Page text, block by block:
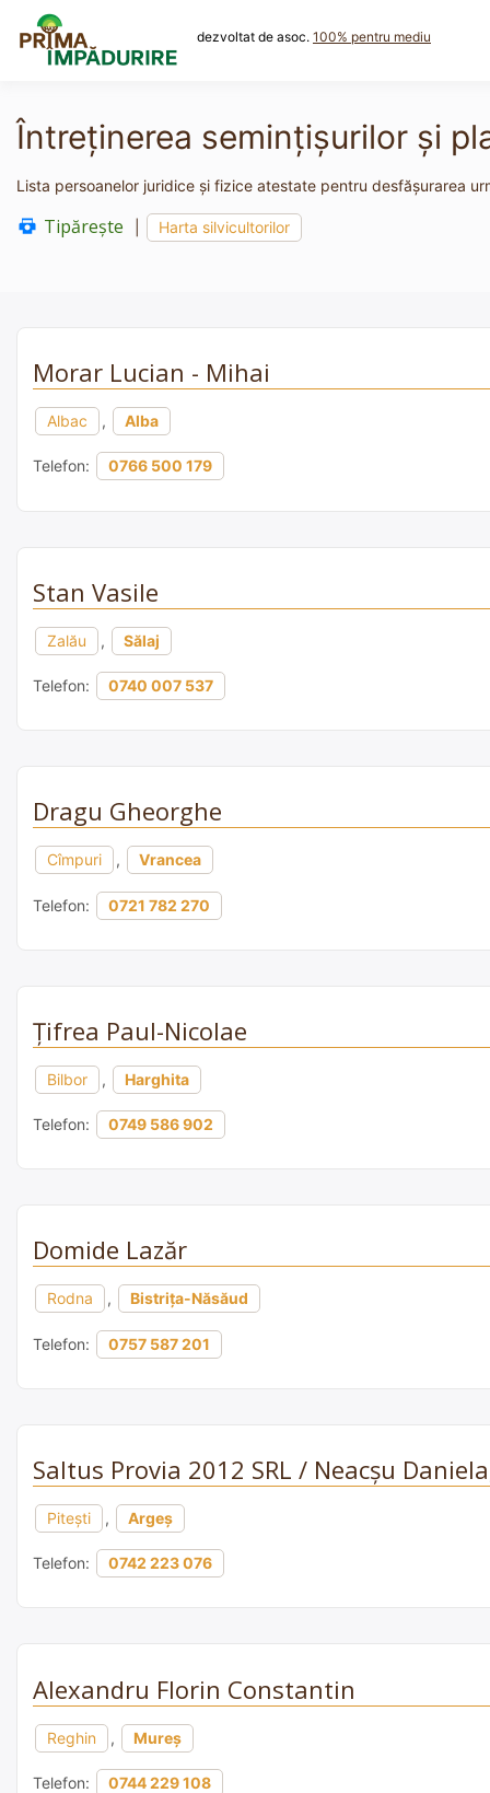
content
dezvoltat de asoc. 100% pentru mediu
Întreţinerea seminţişurilor şi
Lista persoanelor juridice și fizice atestate pentru desfășurarea
Tipărește Harta silvicultorilor
Morar Lucian - Mihai
Albac , Alba
Telefon: 0766 500 179
Stan Vasile
Zalău , Sălaj
Telefon: 0740 007 537
Dragu Gheorghe
Cîmpuri , Vrancea
Telefon: 0721 782 270
Țifrea Paul-Nicolae
Bilbor , Harghita
Telefon: 0749 586 902
Domide Lazăr
Rodna , Bistrița-Năsăud
Telefon: 0757 587 201
Saltus Provia 2012 SRL / Neacșu
Pitești , Argeș
Telefon: 0742 223 076
Alexandru Florin Constantin
Reghin , Mureș
Telefon: 0744 229 108